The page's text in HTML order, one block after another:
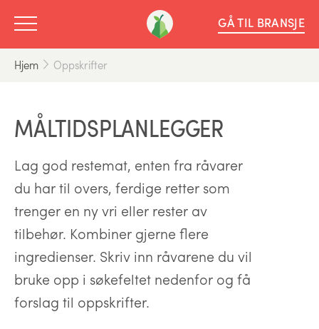
GÅ TIL BRANSJE
Hjem Oppskrifter
MÅLTIDSPLANLEGGER
Lag god restemat, enten fra råvarer
du har til overs, ferdige retter som
trenger en ny vri eller rester av
tilbehør. Kombiner gjerne flere
ingredienser. Skriv inn råvarene du vil
bruke opp i søkefeltet nedenfor og få
forslag til oppskrifter.